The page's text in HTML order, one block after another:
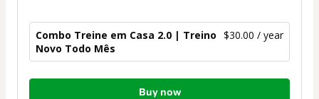
Combo Treine em Casa 2.0 | Treino
Novo Todo Mês
$30.00 / year
Total
Buy now